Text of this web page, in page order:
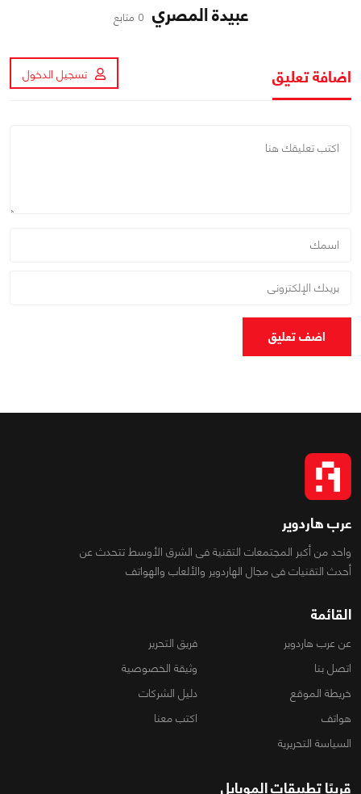
عبيدة المصري 0 متابع
اضافة تعليق تسجيل الدخول
اضف تعليق
عرب هاردوير
واحد من أكبر المجتمعات التقنية فى الشرق الأوسط تتحدث عن
أحدث التقنيات فى مجال الهاردوير والألعاب والهواتف
القائمة
عن عرب هاردوير
فريق التحرير
اتصل بنا
وثيقة الخصوصية
خريطة الموقع
دليل الشركات
هواتف
اكتب معنا
السياسة التحريرية
قريبًا تطبيقات الموبايل